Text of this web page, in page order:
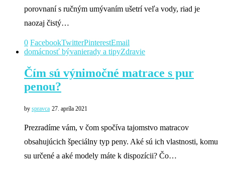
porovnaní s ručným umývaním ušetrí veľa vody, riad je
naozaj čistý…
0 FacebookTwitterPinterestEmail
domácnosť bývanierady a tipyZdravie
Čím sú výnimočné matrace s pur
penou?
by spravca 27. apríla 2021
Prezradíme vám, v čom spočíva tajomstvo matracov
obsahujúcich špeciálny typ peny. Aké sú ich vlastnosti, komu
su určené a aké modely máte k dispozícii? Čo…